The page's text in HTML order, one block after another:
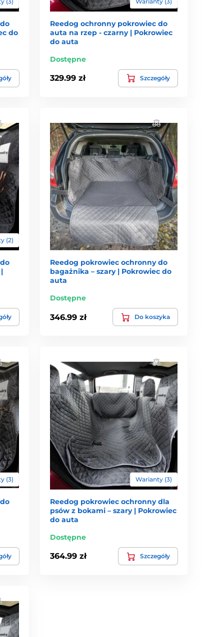
do
Reedog ochronny pokrowiec do
auta na rzep - czarny | Pokrowiec
do auta
Dostępne
329.99 zł Szczegóły
(2)
Reedog pokrowiec ochronny do
bagażnika – szary | Pokrowiec do
auta
Dostępne
346.99 zł Do koszyka
(3) Warianty (3)
Reedog pokrowiec ochronny dla
psów z bokami – szary | Pokrowiec
do auta
Dostępne
364.99 zł Szczegóły